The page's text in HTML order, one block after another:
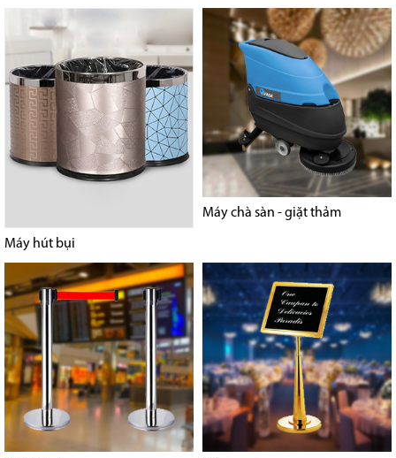
Máy hút bụi
Máy chà sàn - giặt thảm